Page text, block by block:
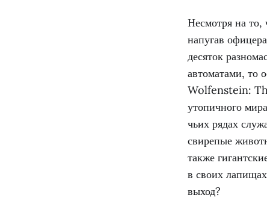
Несмотря на то,
напугав
десяток
автоматами, то
Wolfenstein:
утопичного
чьих рядах
свирепые
также
в своих
выход?